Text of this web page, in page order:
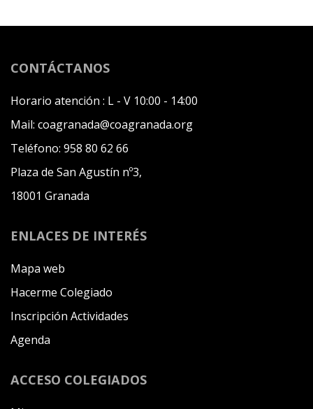
CONTÁCTANOS
Horario atención : L - V 10:00 - 14:00
Mail: coagranada@coagranada.org
Teléfono: 958 80 62 66
Plaza de San Agustín nº3,
18001 Granada
ENLACES DE INTERÉS
Mapa web
Hacerme Colegiado
Inscripción Actividades
Agenda
ACCESO COLEGIADOS